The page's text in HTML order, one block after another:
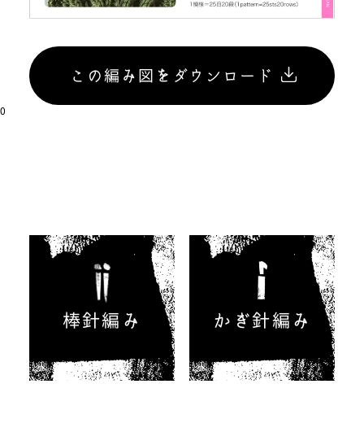
この編み図をダウンロード
0
棒針編み かぎ針編み